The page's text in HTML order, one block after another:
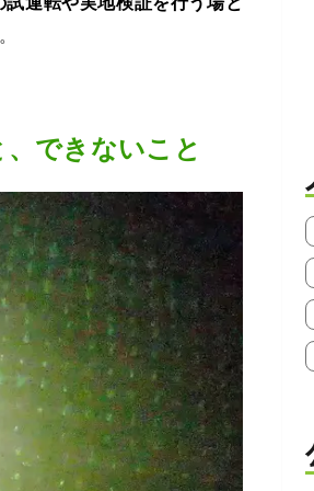
できないこと